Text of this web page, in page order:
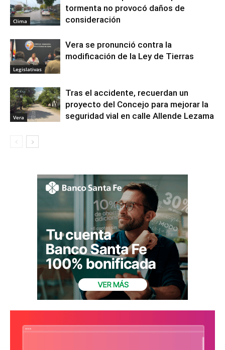
Clima
tormenta no provocó daños de
consideración
Legislativas
Vera se pronunció contra la
modificación de la Ley de Tierras
Vera
Tras el accidente, recuerdan un
proyecto del Concejo para mejorar la
seguridad vial en calle Allende Lezama